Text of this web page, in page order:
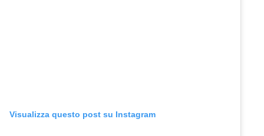
Visualizza questo post su Instagram